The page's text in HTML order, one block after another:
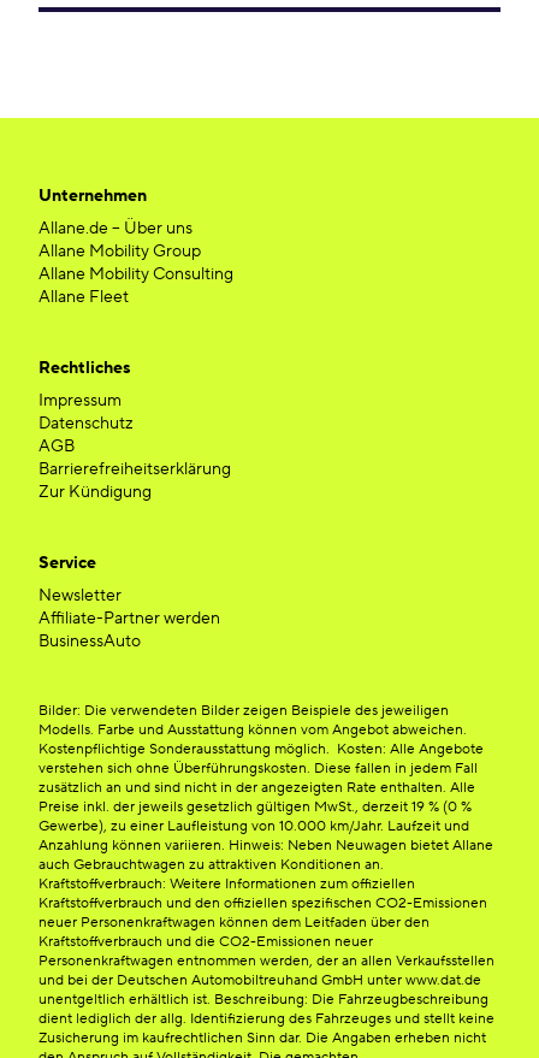
Unternehmen
Allane.de – Über uns
Allane Mobility Group
Allane Mobility Consulting
Allane Fleet
Rechtliches
Impressum
Datenschutz
AGB
Barrierefreiheitserklärung
Zur Kündigung
Service
Newsletter
Affiliate-Partner werden
BusinessAuto
Bilder: Die verwendeten Bilder zeigen Beispiele des jeweiligen
Modells. Farbe und Ausstattung können vom Angebot abweichen.
Kostenpflichtige Sonderausstattung möglich. Kosten: Alle Angebote
verstehen sich ohne Überführungskosten. Diese fallen in jedem Fall
zusätzlich an und sind nicht in der angezeigten Rate enthalten. Alle
Preise inkl. der jeweils gesetzlich gültigen MwSt., derzeit 19 % (0 %
Gewerbe), zu einer Laufleistung von 10.000 km/Jahr. Laufzeit und
Anzahlung können variieren. Hinweis: Neben Neuwagen bietet Allane
auch Gebrauchtwagen zu attraktiven Konditionen an.
Kraftstoffverbrauch: Weitere Informationen zum offiziellen
Kraftstoffverbrauch und den offiziellen spezifischen CO2-Emissionen
neuer Personenkraftwagen können dem Leitfaden über den
Kraftstoffverbrauch und die CO2-Emissionen neuer
Personenkraftwagen entnommen werden, der an allen Verkaufsstellen
und bei der Deutschen Automobiltreuhand GmbH unter www.dat.de
unentgeltlich erhältlich ist. Beschreibung: Die Fahrzeugbeschreibung
dient lediglich der allg. Identifizierung des Fahrzeuges und stellt keine
Zusicherung im kaufrechtlichen Sinn dar. Die Angaben erheben nicht